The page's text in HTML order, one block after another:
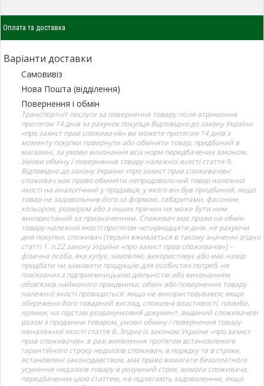
Оплата та доставка
Варіанти доставки
Самовивіз
Нова Пошта (відділення)
Повернення і обмін
Транспортніт послуги за повернення товару після отримання
протягом 14 днів за рахунок покупця Відповідно до закону України
«про захист прав споживачів» ви можете протягом 14 днів з
моменту покупки повернути або обміняти товар, придбаний в
магазині, за умови виконання всіх норм передбачених законом.
Умови обміну / повернення товару належної якості стаття 9.
Відповідно до закону України «про захист прав споживачів»:
споживач має право обміняти непродовольчий товар належної
якості на аналогічний у продавця, у якого він був придбаний, якщо
товар не задовольнив його за формою, габаритами, фасоном,
кольором, розміром або з інших причин не може бути ним
використаний за призначенням. Споживач має право на обмін
товару належної якості протягом чотирнадцяти днів, не рахуючи
дня покупки. споживач (термін вживається в такому значенні згідно
статті 1. п.22 закону України «про захист прав споживачів») –
фізична особа, яка купує, замовляє, використовує або має намір
придбати чи замовити продукцію для особистих потреб, не
пов’язаних з підприємницькою діяльністю або виконанням
обов’язків найманого працівника. обмін або повернення товару
належної якості провадиться: якщо не використовувався; якщо
збережено його товарний вигляд, споживчі властивості, пломби,
ярлики; на підставі розрахунковий документ, виданий споживачеві
разом з проданим товаром. умови обміну / повернення товару
неналежної якості стаття 8. Згідно із законом України «про захист
прав споживачів»: в разі виявлення протягом встановленого
гарантійного строку недоліків споживач, в порядку та в строки,
встановлені законодавством, має право вимагати безоплатного
усунення недоліків товару в розумний строк. вимоги споживача,
передбачених цією статтею, не підлягають задоволенню, якщо